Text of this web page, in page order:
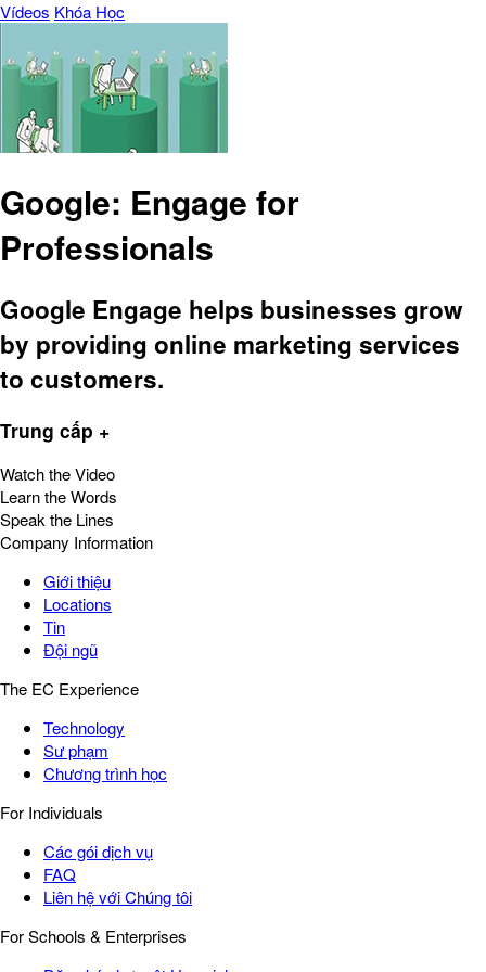
Vídeos Khóa Học
Google: Engage for
Professionals
Google Engage helps businesses grow
by providing online marketing services
to customers.
Trung cấp +
Watch the Video
Learn the Words
Speak the Lines
Company Information
Giới thiệu
Locations
Tin
Đội ngũ
The EC Experience
Technology
Sư phạm
Chương trình học
For Individuals
Các gói dịch vụ
FAQ
Liên hệ với Chúng tôi
For Schools & Enterprises